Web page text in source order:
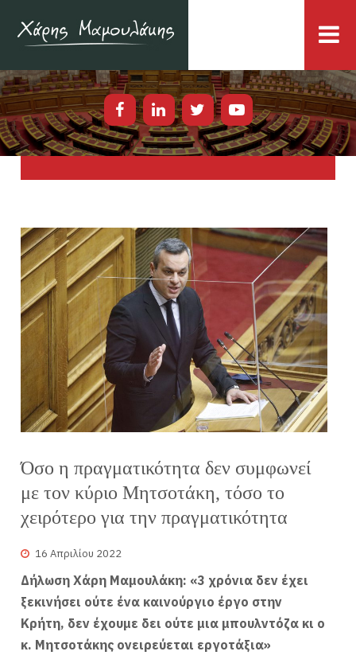
Όσο η πραγματικότητα δεν συμφωνεί
με τον κύριο Μητσοτάκη, τόσο το
χειρότερο για την πραγματικότητα
16 Απριλίου 2022
Δήλωση Χάρη Μαμουλάκη: «3 χρόνια δεν έχει
ξεκινήσει ούτε ένα καινούργιο έργο στην
Κρήτη, δεν έχουμε δει ούτε μια μπουλντόζα κι ο
κ. Μητσοτάκης ονειρεύεται εργοτάξια»